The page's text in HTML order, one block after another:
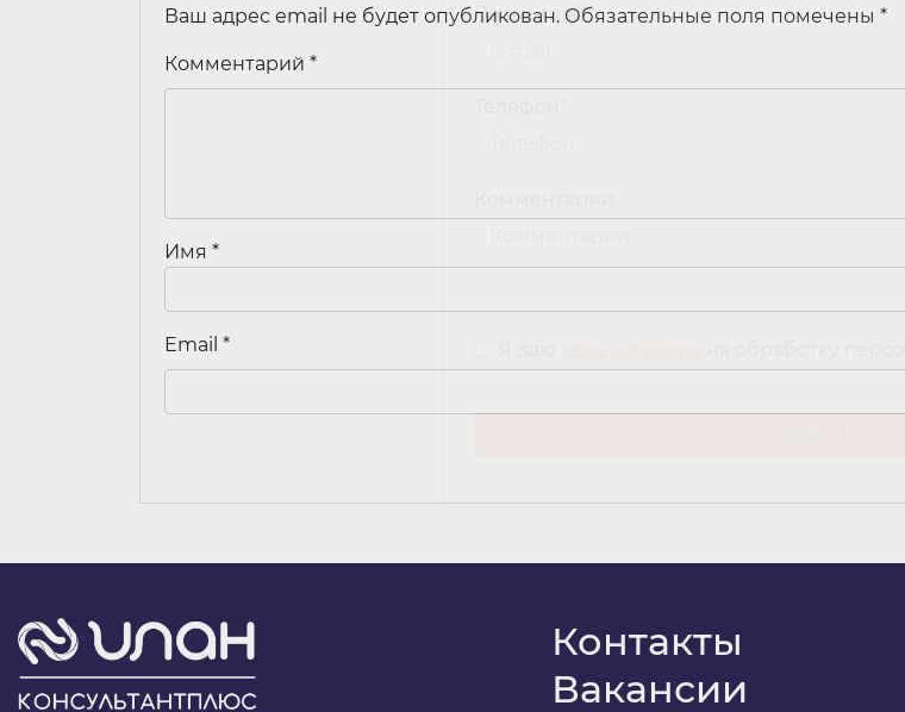
Ваш адрес email не будет опубликован. Обязательные поля помечены *
Комментарий *
Имя *
Email *
Контакты
Вакансии
Ваш e-mail*